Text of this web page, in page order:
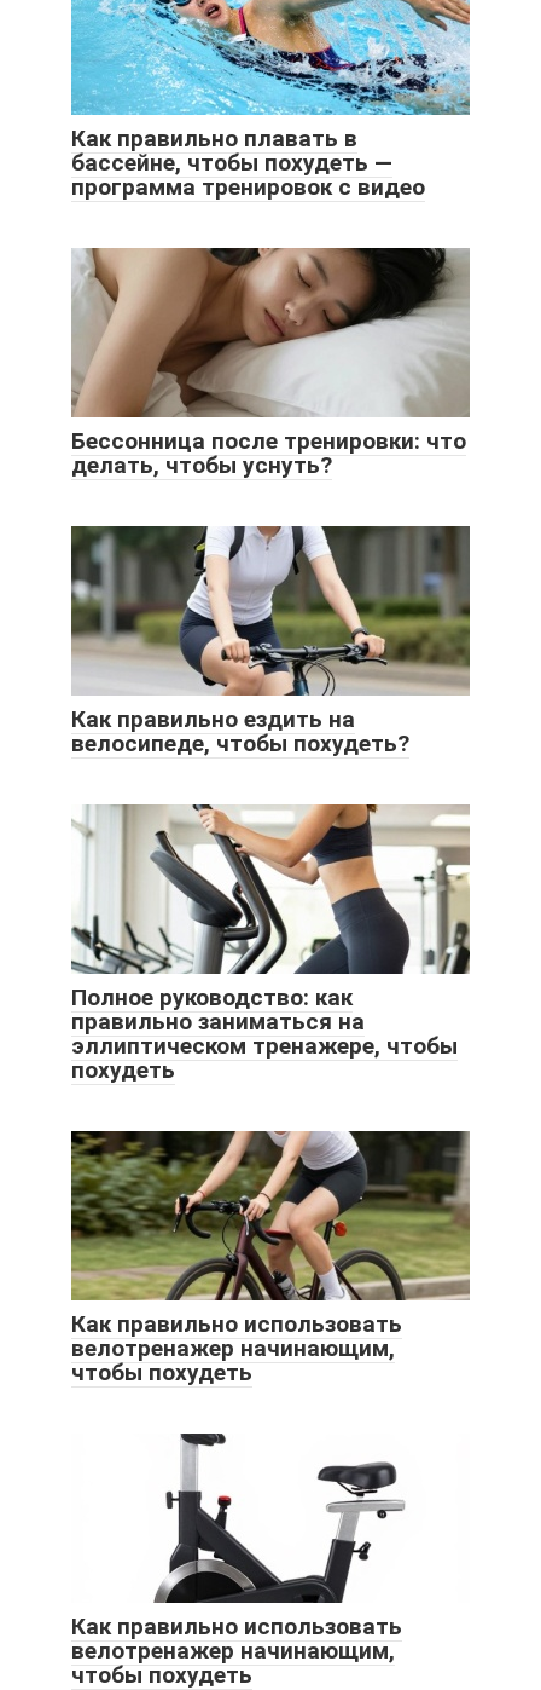
Как правильно плавать в
бассейне, чтобы похудеть —
программа тренировок с видео
Бессонница после тренировки: что
делать, чтобы уснуть?
Как правильно ездить на
велосипеде, чтобы похудеть?
Полное руководство: как
правильно заниматься на
эллиптическом тренажере, чтобы
похудеть
Как правильно использовать
велотренажер начинающим,
чтобы похудеть
Как правильно использовать
велотренажер начинающим,
чтобы похудеть